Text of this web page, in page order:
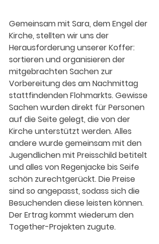
Gemeinsam mit Sara, dem Engel der
Kirche, stellten wir uns der
Herausforderung unserer Koffer:
sortieren und organisieren der
mitgebrachten Sachen zur
Vorbereitung des am Nachmittag
stattfindenden Flohmarkts. Gewisse
Sachen wurden direkt für Personen
auf die Seite gelegt, die von der
Kirche unterstützt werden. Alles
andere wurde gemeinsam mit den
Jugendlichen mit Preisschild betitelt
und alles von Regenjacke bis Seife
schön zurechtgerückt. Die Preise
sind so angepasst, sodass sich die
Besuchenden diese leisten können.
Der Ertrag kommt wiederum den
Together-Projekten zugute.